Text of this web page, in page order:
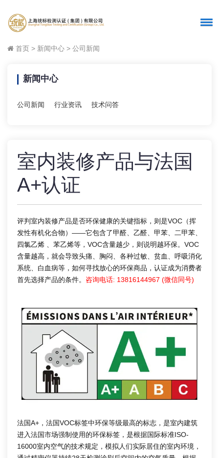
首页 > 新闻中心 > 公司新闻
新闻中心
公司新闻 行业资讯 技术问答
室内装修产品与法国
A+认证
评判室内装修产品是否环保健康的关键指标，则是VOC（挥
发性有机化合物）——它包含了甲醛、乙醛、甲苯、二甲苯、
四氯乙烯 、苯乙烯等，VOC含量越少，则说明越环保。VOC
含量越高，就会导致头痛、胸闷、各种过敏、贫血、呼吸消化
系统、白血病等，如何寻找放心的环保商品，认证成为消费者
首先选择产品的条件。 咨询电话: 13816144967 (微信同号)
法国A+，法国VOC标签中环保等级最高的标志，是室内建筑
进入法国市场强制使用的环保标签，是根据国际标准ISO-
16000室内空气的技术规定，模拟人们实际居住的室内环境，